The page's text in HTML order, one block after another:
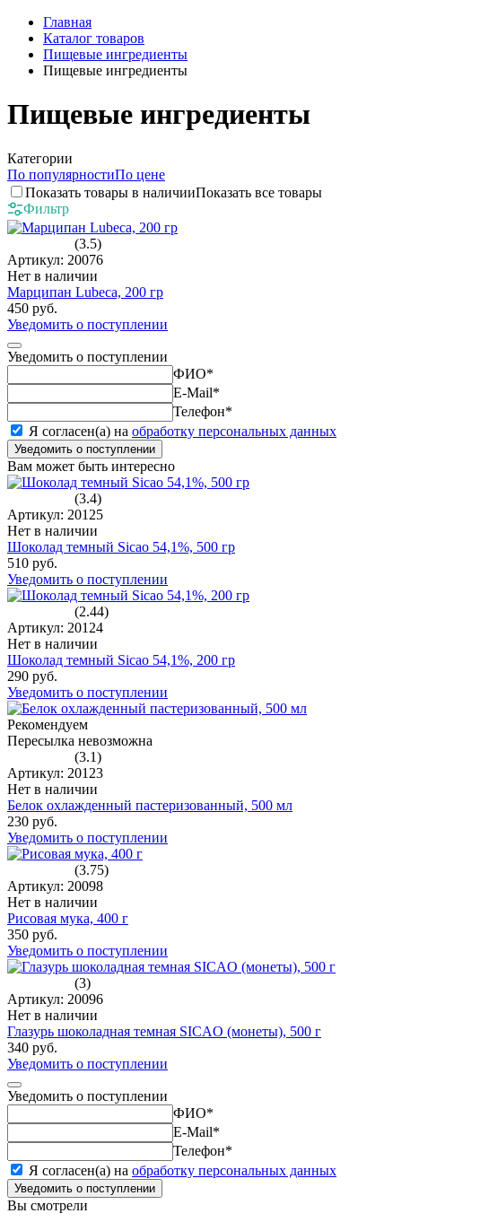
Главная
Каталог товаров
Пищевые ингредиенты
Пищевые ингредиенты
Пищевые ингредиенты
Категории
По популярностиПо цене
Показать товары в наличииПоказать все товары
Фильтр
(3.5)
Артикул: 20076
Нет в наличии
Марципан Lubeca, 200 гр
450 руб.
Уведомить о поступлении
Уведомить о поступлении
ФИО*
E-Mail*
Телефон*
Я согласен(а) на обработку персональных данных
Уведомить о поступлении
Вам может быть интересно
(3.4)
Артикул: 20125
Нет в наличии
Шоколад темный Sicao 54,1%, 500 гр
510 руб.
Уведомить о поступлении
(2.44)
Артикул: 20124
Нет в наличии
Шоколад темный Sicao 54,1%, 200 гр
290 руб.
Уведомить о поступлении
Рекомендуем
Пересылка невозможна
(3.1)
Артикул: 20123
Нет в наличии
Белок охлажденный пастеризованный, 500 мл
230 руб.
Уведомить о поступлении
(3.75)
Артикул: 20098
Нет в наличии
Рисовая мука, 400 г
350 руб.
Уведомить о поступлении
(3)
Артикул: 20096
Нет в наличии
Глазурь шоколадная темная SICAO (монеты), 500 г
340 руб.
Уведомить о поступлении
Уведомить о поступлении
ФИО*
E-Mail*
Телефон*
Я согласен(а) на обработку персональных данных
Уведомить о поступлении
Вы смотрели